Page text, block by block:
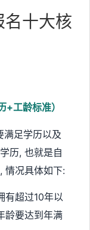
十大核
工龄标准）
满足学历以及
历, 也就是自
情况具体如下:
有超过10年以
龄要达到年满